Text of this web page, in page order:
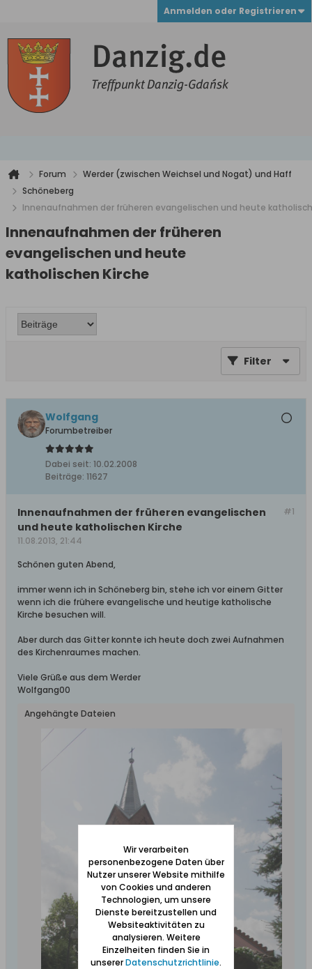
Anmelden oder Registrieren
Forum
Werder (zwischen Weichsel und Nogat) und Haff
Schöneberg
Innenaufnahmen der früheren evangelischen und heute
Innenaufnahmen der früheren
evangelischen und heute
katholischen Kirche
Filter
Wolfgang
Forumbetreiber
Dabei seit: 10.02.2008
Beiträge: 11627
#1
Innenaufnahmen der früheren evangelischen
und heute katholischen Kirche
11.08.2013, 21:44
Schönen guten Abend,
immer wenn ich in Schöneberg bin, stehe ich vor einem Gitter
wenn ich die frühere evangelische und heutige katholische
Kirche besuchen will.
Aber durch das Gitter konnte ich heute doch zwei Aufnahmen
des Kirchenraumes machen.
Viele Grüße aus dem Werder
Wolfgang00
Angehängte Dateien
Wir verarbeiten
personenbezogene Daten über
Nutzer unserer Website mithilfe
von Cookies und anderen
Technologien, um unsere
Dienste bereitzustellen und
Websiteaktivitäten zu
analysieren. Weitere
Einzelheiten finden Sie in
unsererDatenschutzrichtlinie.